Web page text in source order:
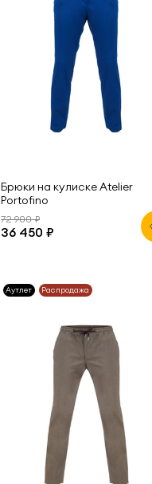
Брюки на кулиске Atelier
Portofino
72 900 ₽
36 450 ₽
Аутлет Распродажа